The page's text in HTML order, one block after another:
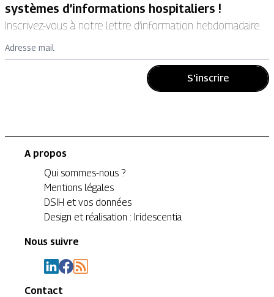
systèmes d’informations hospitaliers !
Inscrivez-vous à notre lettre d’information hebdomadaire.
Adresse mail
S'inscrire
A propos
Qui sommes-nous ?
Mentions légales
DSIH et vos données
Design et réalisation : Iridescentia
Nous suivre
Contact